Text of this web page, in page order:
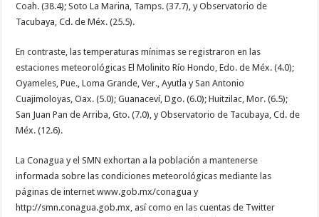
Coah. (38.4); Soto La Marina, Tamps. (37.7), y Observatorio de
Tacubaya, Cd. de Méx. (25.5).
En contraste, las temperaturas mínimas se registraron en las
estaciones meteorológicas El Molinito Río Hondo, Edo. de Méx. (4.0);
Oyameles, Pue., Loma Grande, Ver., Ayutla y San Antonio
Cuajimoloyas, Oax. (5.0); Guanaceví, Dgo. (6.0); Huitzilac, Mor. (6.5);
San Juan Pan de Arriba, Gto. (7.0), y Observatorio de Tacubaya, Cd. de
Méx. (12.6).
La Conagua y el SMN exhortan a la población a mantenerse
informada sobre las condiciones meteorológicas mediante las
páginas de internet www.gob.mx/conagua y
http://smn.conagua.gob.mx, así como en las cuentas de Twitter